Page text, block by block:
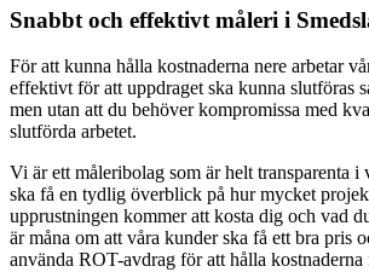
Snabbt och effektivt måleri i
För att kunna hålla kostnaderna nere arbetar
effektivt för att uppdraget ska kunna slutföras
men utan att du behöver kompromissa med
slutförda arbetet.
Vi är ett måleribolag som är helt transparenta i
ska få en tydlig överblick på hur mycket
upprustningen kommer att kosta dig och vad
är måna om att våra kunder ska få ett bra pris
använda ROT-avdrag för att hålla kostnaderna